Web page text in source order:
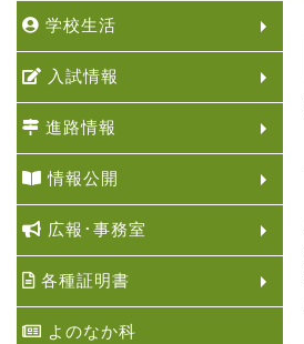
学校生活
入試情報
進路情報
情報公開
広報･事務室
各種証明書
よのなか科